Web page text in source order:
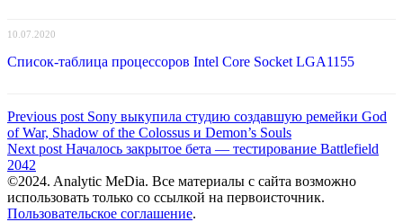
10.07.2020
Список-таблица процессоров Intel Core Socket LGA1155
Навигация
по
записям
Previous post Previous
post:
Sony выкупила студию создавшую ремейки God
of War, Shadow of the Colossus и Demon’s Souls
Next post Next
Началось закрытое бета — тестирование Battlefield
2042
©2024. Analytic MeDia. Все материалы с сайта возможно
использовать только со ссылкой на первоисточник.
Пользовательское соглашение.